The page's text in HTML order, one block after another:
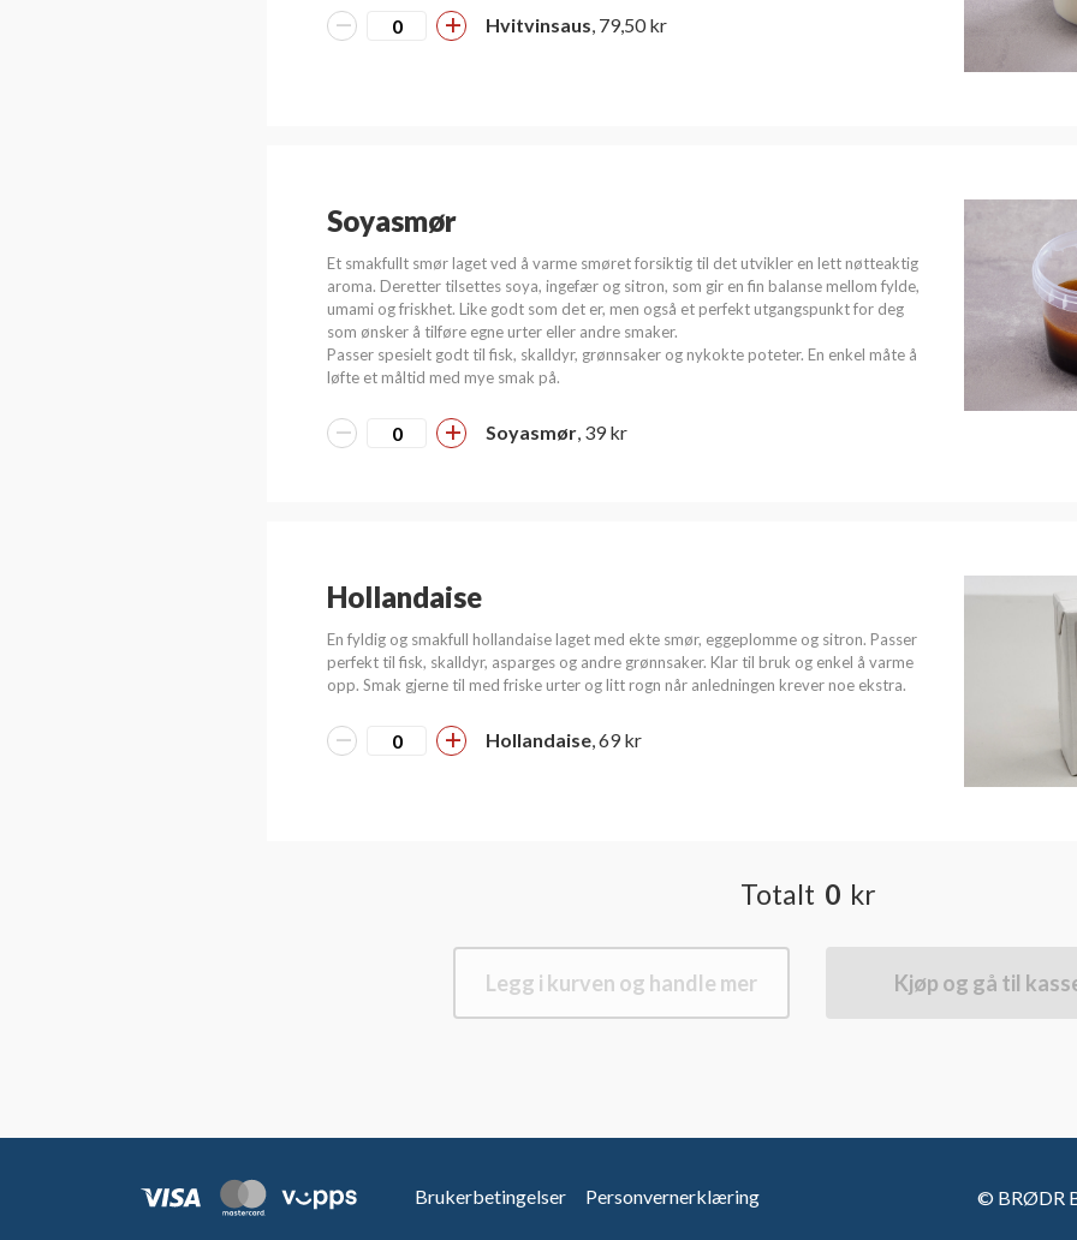
Hvitvinsaus, 79,50 kr
Soyasmør
Et smakfullt smør laget ved å varme smøret forsiktig til det utvikler en lett nøtteaktig
aroma. Deretter tilsettes soya, ingefær og sitron, som gir en fin balanse mellom fylde,
umami og friskhet. Like godt som det er, men også et perfekt utgangspunkt for deg
som ønsker å tilføre egne urter eller andre smaker.
Passer spesielt godt til fisk, skalldyr, grønnsaker og nykokte poteter. En enkel måte å
løfte et måltid med mye smak på.
Soyasmør, 39 kr
Hollandaise
En fyldig og smakfull hollandaise laget med ekte smør, eggeplomme og sitron. Passer
perfekt til fisk, skalldyr, asparges og andre grønnsaker. Klar til bruk og enkel å varme
opp. Smak gjerne til med friske urter og litt rogn når anledningen krever noe ekstra.
Hollandaise, 69 kr
Totalt 0 kr
Legg i kurven og handle mer Kjøp og gå til
Brukerbetingelser Personvernerklæring © BRØDR